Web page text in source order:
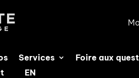
Services Foire aux
EN